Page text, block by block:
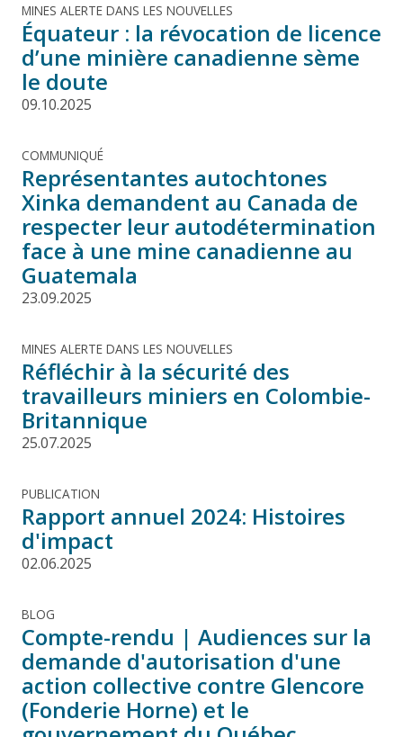
MINES ALERTE DANS LES NOUVELLES
Équateur : la révocation de licence
d’une minière canadienne sème
le doute
09.10.2025
COMMUNIQUÉ
Représentantes autochtones
Xinka demandent au Canada de
respecter leur autodétermination
face à une mine canadienne au
Guatemala
23.09.2025
MINES ALERTE DANS LES NOUVELLES
Réfléchir à la sécurité des
travailleurs miniers en Colombie-
Britannique
25.07.2025
PUBLICATION
Rapport annuel 2024: Histoires
d'impact
02.06.2025
BLOG
Compte-rendu | Audiences sur la
demande d'autorisation d'une
action collective contre Glencore
(Fonderie Horne) et le